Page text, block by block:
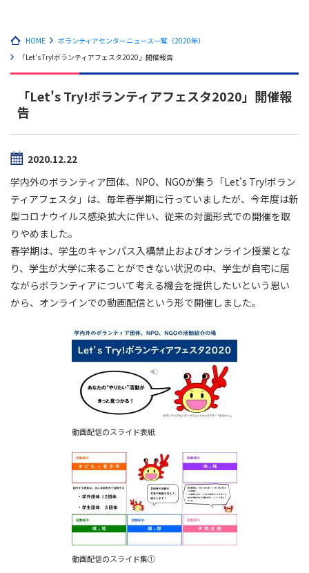
HOME
ボランティアセンターニュース一覧（2020年）
「Let's Try!ボランティアフェスタ2020」開催報告
「Let's Try!ボランティアフェスタ2020」開催報
告
2020.12.22
学内外のボランティア団体、NPO、NGOが集う「Let's Try!ボラン
ティアフェスタ」は、毎年春学期に行っていましたが、今年度は新
型コロナウイルス感染拡大に伴い、従来の対面形式での開催を取
りやめました。
春学期は、学生のキャンパス入構禁止およびオンライン授業とな
り、学生が大学に来ることができない状況の中、学生が自宅に居
ながらボランティアについて考える機会を提供したいという思い
から、オンラインでの動画配信という形で開催しました。
動画配信のスライド表紙
動画配信のスライド集①